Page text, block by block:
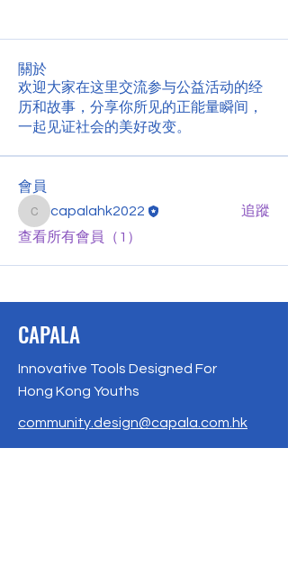
關於
欢迎大家在这里交流参与公益活动的经
历和故事，分享你所见的正能量瞬间，
一起见证社会的美好改变。
會員
capalahk2022
capalahk2022
追蹤
查看所有會員（1）
CAPALA
Innovative Tools Designed For
Hong Kong Youths
community.design@capala.com.hk